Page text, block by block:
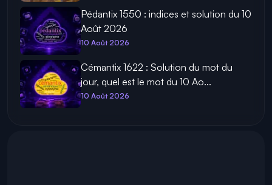
Pédantix 1550 : indices et solution du 10
Août 2026
10 Août 2026
Cémantix 1622 : Solution du mot du
jour, quel est le mot du 10 Ao...
10 Août 2026